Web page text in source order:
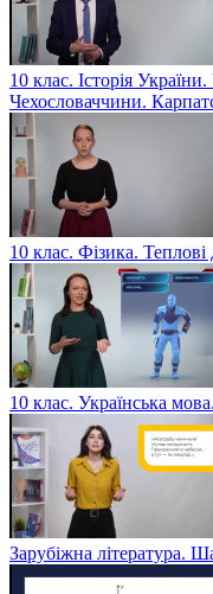
10 клас. Історія України.
Чехословаччини.
10 клас. Фізика.
10 клас. Українська
Зарубіжна література.